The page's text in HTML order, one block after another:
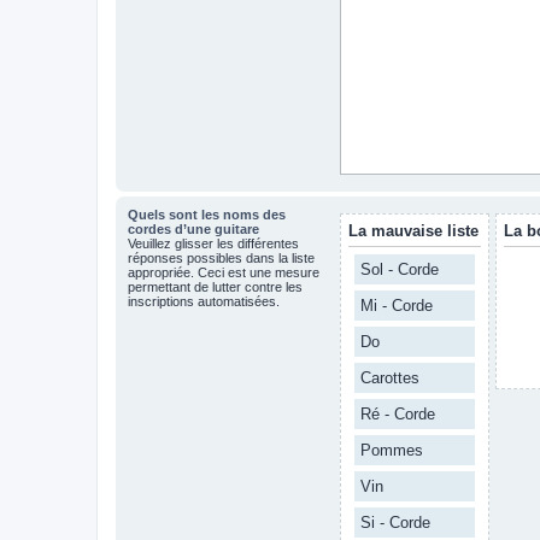
Quels sont les noms des
cordes d’une guitare
Veuillez glisser les différentes
réponses possibles dans la liste
appropriée. Ceci est une mesure
permettant de lutter contre les
inscriptions automatisées.
La mauvaise liste
Sol - Corde
Mi - Corde
Do
Carottes
Ré - Corde
Pommes
Vin
Si - Corde
La